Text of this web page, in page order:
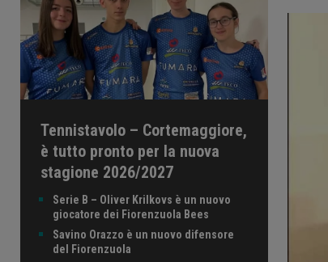
Tennistavolo – Cortemaggiore,
è tutto pronto per la nuova
stagione 2026/2027
Serie B – Oliver Krilkovs è un nuovo
giocatore dei Fiorenzuola Bees
Savino Orazzo è un nuovo difensore
del Fiorenzuola